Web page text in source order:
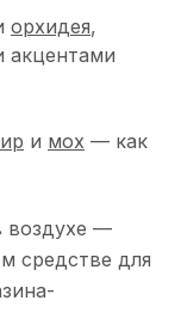
орхидея,
акцентами
и мох — как
воздухе —
средстве для